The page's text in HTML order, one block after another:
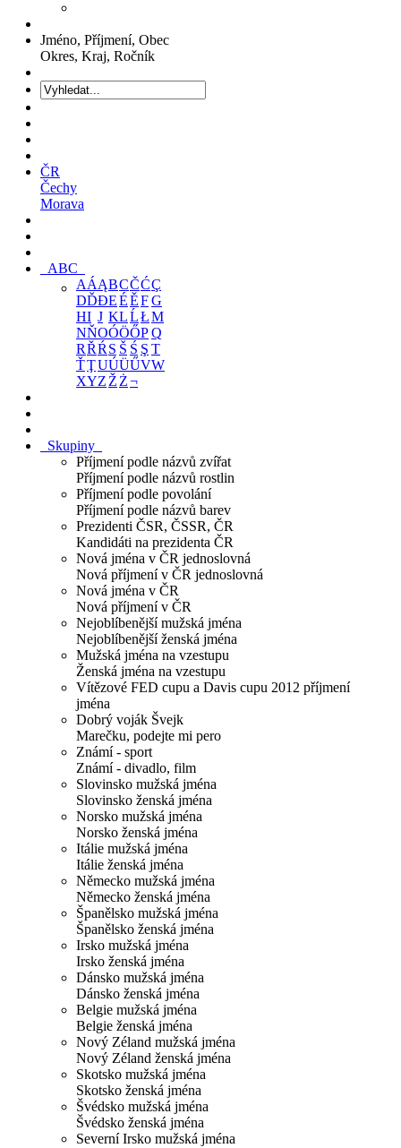
Jméno, Příjmení, Obec
Okres, Kraj, Ročník
ČR
Čechy
Morava
ABC
AÁĄBCČĆÇ
DĎĐEÉĚFG
HI J KLĹŁM
NŇOÓÖŐPQ
RŘŔ S Š Ś Ş T
ŤŢUÚÜŰVW
XYZ Ž Ż¬
Skupiny
Příjmení podle názvů zvířat
Příjmení podle názvů rostlin
Příjmení podle povolání
Příjmení podle názvů barev
Prezidenti ČSR, ČSSR, ČR
Kandidáti na prezidenta ČR
Nová jména v ČR jednoslovná
Nová příjmení v ČR jednoslovná
Nová jména v ČR
Nová příjmení v ČR
Nejoblíbenější mužská jména
Nejoblíbenější ženská jména
Mužská jména na vzestupu
Ženská jména na vzestupu
Vítězové FED cupu a Davis cupu 2012 příjmení
jména
Dobrý voják Švejk
Marečku, podejte mi pero
Známí - sport
Známí - divadlo, film
Slovinsko mužská jména
Slovinsko ženská jména
Norsko mužská jména
Norsko ženská jména
Itálie mužská jména
Itálie ženská jména
Německo mužská jména
Německo ženská jména
Španělsko mužská jména
Španělsko ženská jména
Irsko mužská jména
Irsko ženská jména
Dánsko mužská jména
Dánsko ženská jména
Belgie mužská jména
Belgie ženská jména
Nový Zéland mužská jména
Nový Zéland ženská jména
Skotsko mužská jména
Skotsko ženská jména
Švédsko mužská jména
Švédsko ženská jména
Severní Irsko mužská jména